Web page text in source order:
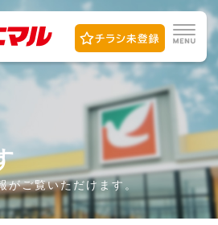
がご覧いただけます。